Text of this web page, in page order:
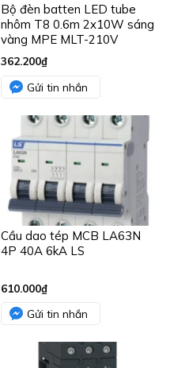
Bộ đèn batten LED tube
nhôm T8 0.6m 2x10W sáng
vàng MPE MLT-210V
362.200₫
Gửi tin nhắn
Cầu dao tép MCB LA63N
4P 40A 6kA LS
610.000₫
Gửi tin nhắn